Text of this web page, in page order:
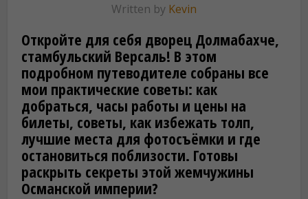
Written by Kevin
Откройте для себя дворец Долмабахче,
стамбульский Версаль! В этом
подробном путеводителе собраны все
мои практические советы: как
добраться, часы работы и цены на
билеты, советы, как избежать толп,
лучшие места для фотосъёмки и где
остановиться поблизости. Готовы
раскрыть секреты этой жемчужины
Османской империи?